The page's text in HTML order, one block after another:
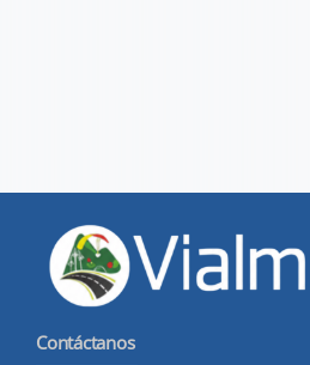
Contáctanos